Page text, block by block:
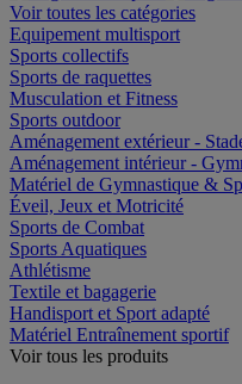
Voir toutes les catégories
Equipement multisport
Sports collectifs
Sports de raquettes
Musculation et Fitness
Sports outdoor
Aménagement extérieur -
Aménagement intérieur -
Matériel de Gymnastique &
Éveil, Jeux et Motricité
Sports de Combat
Sports Aquatiques
Athlétisme
Textile et bagagerie
Handisport et Sport adapté
Matériel Entraînement sportif
Voir tous les produits